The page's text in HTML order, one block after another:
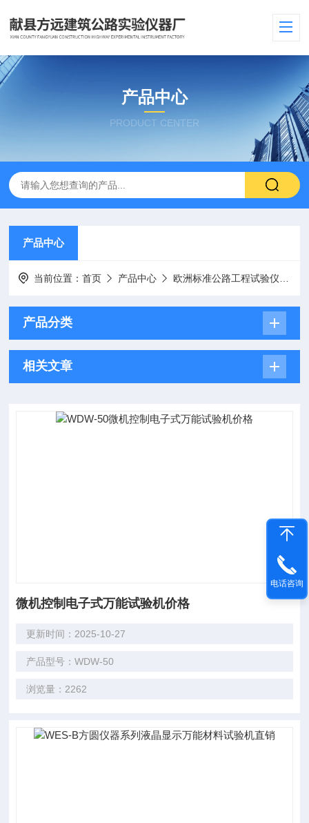
产品中心
PRODUCT CENTER
产品中心
当前位置：首页 产品中心 欧洲标准公路工程试验仪器
产品分类
相关文章
微机控制电子式万能试验机价格
更新时间：2025-10-27
产品型号：WDW-50
浏览量：2262
电话咨询